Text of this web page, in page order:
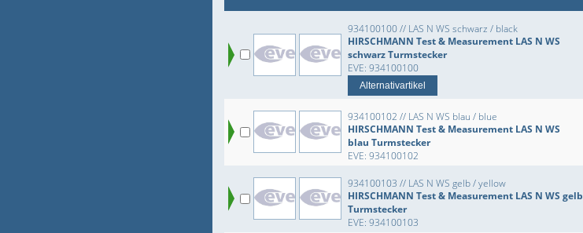
934100100 // LAS N WS schwarz / black
HIRSCHMANN Test & Measurement LAS N WS
schwarz Turmstecker
EVE: 934100100
Alternativartikel
934100102 // LAS N WS blau / blue
HIRSCHMANN Test & Measurement LAS N WS
blau Turmstecker
EVE: 934100102
934100103 // LAS N WS gelb / yellow
HIRSCHMANN Test & Measurement LAS N WS gelb
Turmstecker
EVE: 934100103